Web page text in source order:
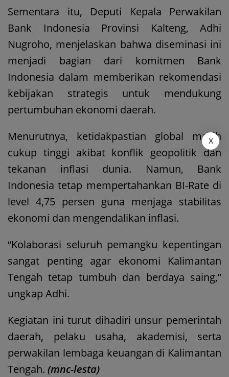
Sementara itu, Deputi Kepala Perwakilan
Bank Indonesia Provinsi Kalteng, Adhi
Nugroho, menjelaskan bahwa diseminasi ini
menjadi bagian dari komitmen Bank
Indonesia dalam memberikan rekomendasi
kebijakan strategis untuk mendukung
pertumbuhan ekonomi daerah.
Menurutnya, ketidakpastian global masih
cukup tinggi akibat konflik geopolitik dan
tekanan inflasi dunia. Namun, Bank
Indonesia tetap mempertahankan BI-Rate di
level 4,75 persen guna menjaga stabilitas
ekonomi dan mengendalikan inflasi.
“Kolaborasi seluruh pemangku kepentingan
sangat penting agar ekonomi Kalimantan
Tengah tetap tumbuh dan berdaya saing,”
ungkap Adhi.
Kegiatan ini turut dihadiri unsur pemerintah
daerah, pelaku usaha, akademisi, serta
perwakilan lembaga keuangan di Kalimantan
Tengah. (mnc-lesta)
X